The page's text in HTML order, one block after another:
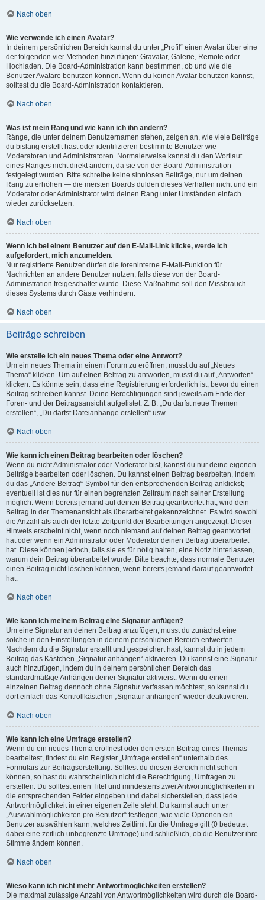
Nach oben
Wie verwende ich einen Avatar?
In deinem persönlichen Bereich kannst du unter „Profil“ einen Avatar über eine
der folgenden vier Methoden hinzufügen: Gravatar, Galerie, Remote oder
Hochladen. Die Board-Administration kann bestimmen, ob und wie die
Benutzer Avatare benutzen können. Wenn du keinen Avatar benutzen kannst,
solltest du die Board-Administration kontaktieren.
Nach oben
Was ist mein Rang und wie kann ich ihn ändern?
Ränge, die unter deinem Benutzernamen stehen, zeigen an, wie viele Beiträge
du bislang erstellt hast oder identifizieren bestimmte Benutzer wie
Moderatoren und Administratoren. Normalerweise kannst du den Wortlaut
eines Ranges nicht direkt ändern, da sie von der Board-Administration
festgelegt wurden. Bitte schreibe keine sinnlosen Beiträge, nur um deinen
Rang zu erhöhen — die meisten Boards dulden dieses Verhalten nicht und ein
Moderator oder Administrator wird deinen Rang unter Umständen einfach
wieder zurücksetzen.
Nach oben
Wenn ich bei einem Benutzer auf den E-Mail-Link klicke, werde ich
aufgefordert, mich anzumelden.
Nur registrierte Benutzer dürfen die foreninterne E-Mail-Funktion für
Nachrichten an andere Benutzer nutzen, falls diese von der Board-
Administration freigeschaltet wurde. Diese Maßnahme soll den Missbrauch
dieses Systems durch Gäste verhindern.
Nach oben
Beiträge schreiben
Wie erstelle ich ein neues Thema oder eine Antwort?
Um ein neues Thema in einem Forum zu eröffnen, musst du auf „Neues
Thema“ klicken. Um auf einen Beitrag zu antworten, musst du auf „Antworten“
klicken. Es könnte sein, dass eine Registrierung erforderlich ist, bevor du einen
Beitrag schreiben kannst. Deine Berechtigungen sind jeweils am Ende der
Foren- und der Beitragsansicht aufgelistet. Z. B. „Du darfst neue Themen
erstellen“, „Du darfst Dateianhänge erstellen“ usw.
Nach oben
Wie kann ich einen Beitrag bearbeiten oder löschen?
Wenn du nicht Administrator oder Moderator bist, kannst du nur deine eigenen
Beiträge bearbeiten oder löschen. Du kannst einen Beitrag bearbeiten, indem
du das „Ändere Beitrag“-Symbol für den entsprechenden Beitrag anklickst;
eventuell ist dies nur für einen begrenzten Zeitraum nach seiner Erstellung
möglich. Wenn bereits jemand auf deinen Beitrag geantwortet hat, wird dein
Beitrag in der Themenansicht als überarbeitet gekennzeichnet. Es wird sowohl
die Anzahl als auch der letzte Zeitpunkt der Bearbeitungen angezeigt. Dieser
Hinweis erscheint nicht, wenn noch niemand auf deinen Beitrag geantwortet
hat oder wenn ein Administrator oder Moderator deinen Beitrag überarbeitet
hat. Diese können jedoch, falls sie es für nötig halten, eine Notiz hinterlassen,
warum dein Beitrag überarbeitet wurde. Bitte beachte, dass normale Benutzer
einen Beitrag nicht löschen können, wenn bereits jemand darauf geantwortet
hat.
Nach oben
Wie kann ich meinem Beitrag eine Signatur anfügen?
Um eine Signatur an deinen Beitrag anzufügen, musst du zunächst eine
solche in den Einstellungen in deinem persönlichen Bereich entwerfen.
Nachdem du die Signatur erstellt und gespeichert hast, kannst du in jedem
Beitrag das Kästchen „Signatur anhängen“ aktivieren. Du kannst eine Signatur
auch hinzufügen, indem du in deinem persönlichen Bereich das
standardmäßige Anhängen deiner Signatur aktivierst. Wenn du einen
einzelnen Beitrag dennoch ohne Signatur verfassen möchtest, so kannst du
dort einfach das Kontrollkästchen „Signatur anhängen“ wieder deaktivieren.
Nach oben
Wie kann ich eine Umfrage erstellen?
Wenn du ein neues Thema eröffnest oder den ersten Beitrag eines Themas
bearbeitest, findest du ein Register „Umfrage erstellen“ unterhalb des
Formulars zur Beitragserstellung. Solltest du diesen Bereich nicht sehen
können, so hast du wahrscheinlich nicht die Berechtigung, Umfragen zu
erstellen. Du solltest einen Titel und mindestens zwei Antwortmöglichkeiten in
die entsprechenden Felder eingeben und dabei sicherstellen, dass jede
Antwortmöglichkeit in einer eigenen Zeile steht. Du kannst auch unter
„Auswahlmöglichkeiten pro Benutzer“ festlegen, wie viele Optionen ein
Benutzer auswählen kann, welches Zeitlimit für die Umfrage gilt (0 bedeutet
dabei eine zeitlich unbegrenzte Umfrage) und schließlich, ob die Benutzer ihre
Stimme ändern können.
Nach oben
Wieso kann ich nicht mehr Antwortmöglichkeiten erstellen?
Die maximal zulässige Anzahl von Antwortmöglichkeiten wird durch die Board-